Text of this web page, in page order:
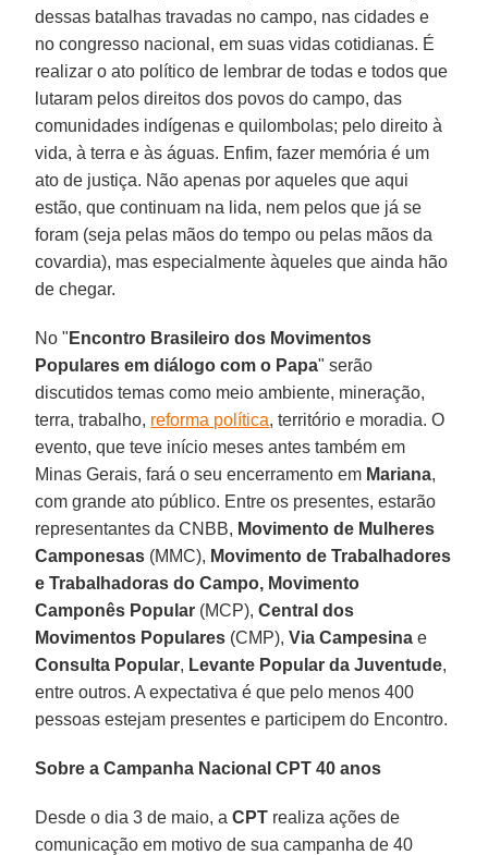
dessas batalhas travadas no campo, nas cidades e
no congresso nacional, em suas vidas cotidianas. É
realizar o ato político de lembrar de todas e todos que
lutaram pelos direitos dos povos do campo, das
comunidades indígenas e quilombolas; pelo direito à
vida, à terra e às águas. Enfim, fazer memória é um
ato de justiça. Não apenas por aqueles que aqui
estão, que continuam na lida, nem pelos que já se
foram (seja pelas mãos do tempo ou pelas mãos da
covardia), mas especialmente àqueles que ainda hão
de chegar.
No " Encontro Brasileiro dos Movimentos
Populares em diálogo com o Papa" serão
discutidos temas como meio ambiente, mineração,
terra, trabalho, reforma política, território e moradia. O
evento, que teve início meses antes também em
Minas Gerais, fará o seu encerramento em Mariana,
com grande ato público. Entre os presentes, estarão
representantes da CNBB, Movimento de Mulheres
Camponesas (MMC), Movimento de Trabalhadores
e Trabalhadoras do Campo, Movimento
Camponês Popular (MCP),Central dos
Movimentos Populares (CMP),Via Campesina e
Consulta Popular, Levante Popular da Juventude,
entre outros. A expectativa é que pelo menos 400
pessoas estejam presentes e participem do Encontro.
Sobre a Campanha Nacional CPT 40 anos
Desde o dia 3 de maio, aCPT realiza ações de
comunicação em motivo de sua campanha de 40